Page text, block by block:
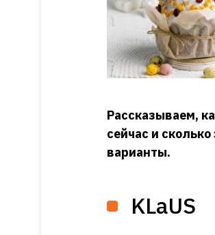
Рассказываем,
сейчас и
варианты.
KLaUS